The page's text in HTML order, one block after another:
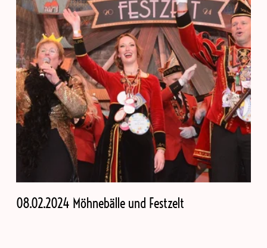
08.02.2024 Möhnebälle und Festzelt